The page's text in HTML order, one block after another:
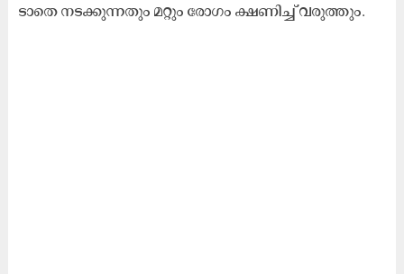
ടാ​തെ ന​ട​ക്കു​ന്ന​തും മ​റ്റും രോ​ഗം ക്ഷ​ണി​ച്ച് വ​രു​ത്തും.